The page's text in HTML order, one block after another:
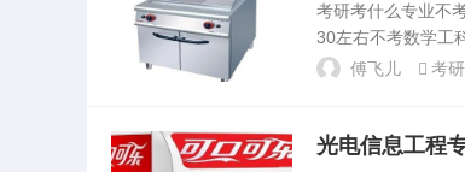
考研考什么专业不
30左右不考数学工
体点到底有没有
傅飞儿 考研
光电信息工程